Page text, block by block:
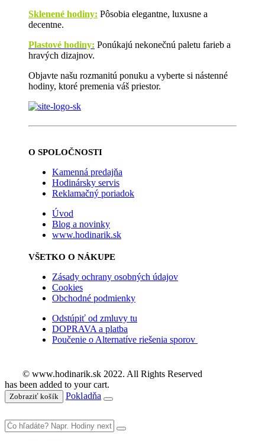
Sklenené hodiny: Pôsobia elegantne, luxusne a
decentne.
Plastové hodiny: Ponúkajú nekonečnú paletu farieb a
hravých dizajnov.
Objavte našu rozmanitú ponuku a vyberte si nástenné
hodiny, ktoré premenia váš priestor.
O SPOLOČNOSTI
Kamenná predajňa
Hodinársky servis
Reklamačný poriadok
Úvod
Blog a novinky
www.hodinarik.sk
VŠETKO O NÁKUPE
Zásady ochrany osobných údajov
Cookies
Obchodné podmienky
Odstúpiť od zmluvy tu
DOPRAVA a platba
Poučenie o Alternatíve riešenia sporov
© www.hodinarik.sk 2022. All Rights Reserved
has been added to your cart.
Zobraziť košík Pokladňa